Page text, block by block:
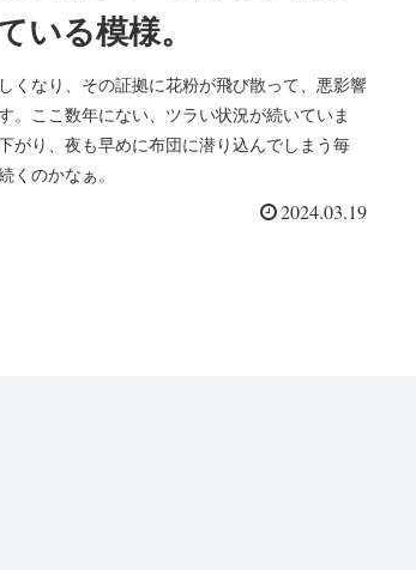
いる模様。
くなり、その証拠に花粉が飛び散って、悪影響
。ここ数年にない、ツラい状況が続いていま
がり、夜も早めに布団に潜り込んでしまう毎
くのかなぁ。
2024.03.19